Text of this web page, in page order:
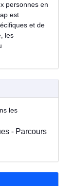
personnes en
est
et de
les
les
- Parcours